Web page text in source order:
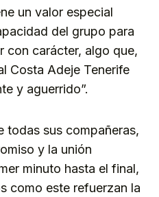
un valor especial
del grupo para
con carácter, algo que,
Costa Adeje Tenerife
y aguerrido”.
todas sus compañeras,
y la unión
minuto hasta el final,
como este refuerzan la